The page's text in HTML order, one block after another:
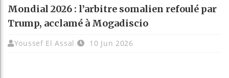
Mondial 2026 : l’arbitre somalien refoulé par
Trump, acclamé à Mogadiscio
Youssef El Assal 10 Jun 2026